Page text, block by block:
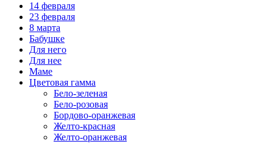
14 февраля
23 февраля
8 марта
Бабушке
Для него
Для нее
Маме
Цветовая гамма
Бело-зеленая
Бело-розовая
Бордово-оранжевая
Желто-красная
Желто-оранжевая